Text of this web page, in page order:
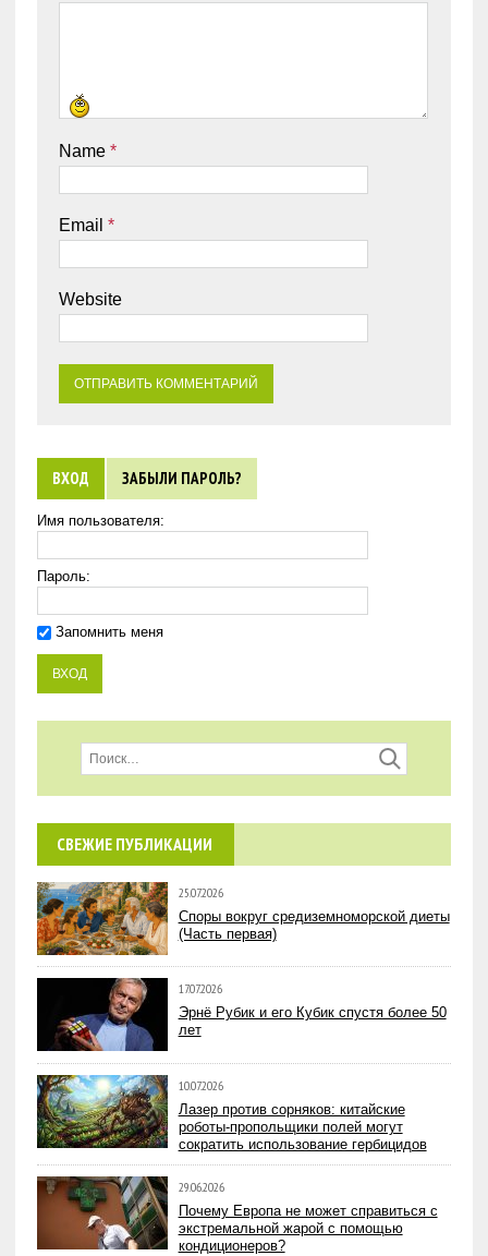
Name *
Email *
Website
ВХОД ЗАБЫЛИ ПАРОЛЬ?
Имя пользователя:
Пароль:
Запомнить меня
СВЕЖИЕ ПУБЛИКАЦИИ
25.07.2026
Споры вокруг средиземноморской диеты
(Часть первая)
17.07.2026
Эрнё Рубик и его Кубик спустя более 50
лет
10.07.2026
Лазер против сорняков: китайские
роботы-пропольщики полей могут
сократить использование гербицидов
29.06.2026
Почему Европа не может справиться с
экстремальной жарой с помощью
кондиционеров?